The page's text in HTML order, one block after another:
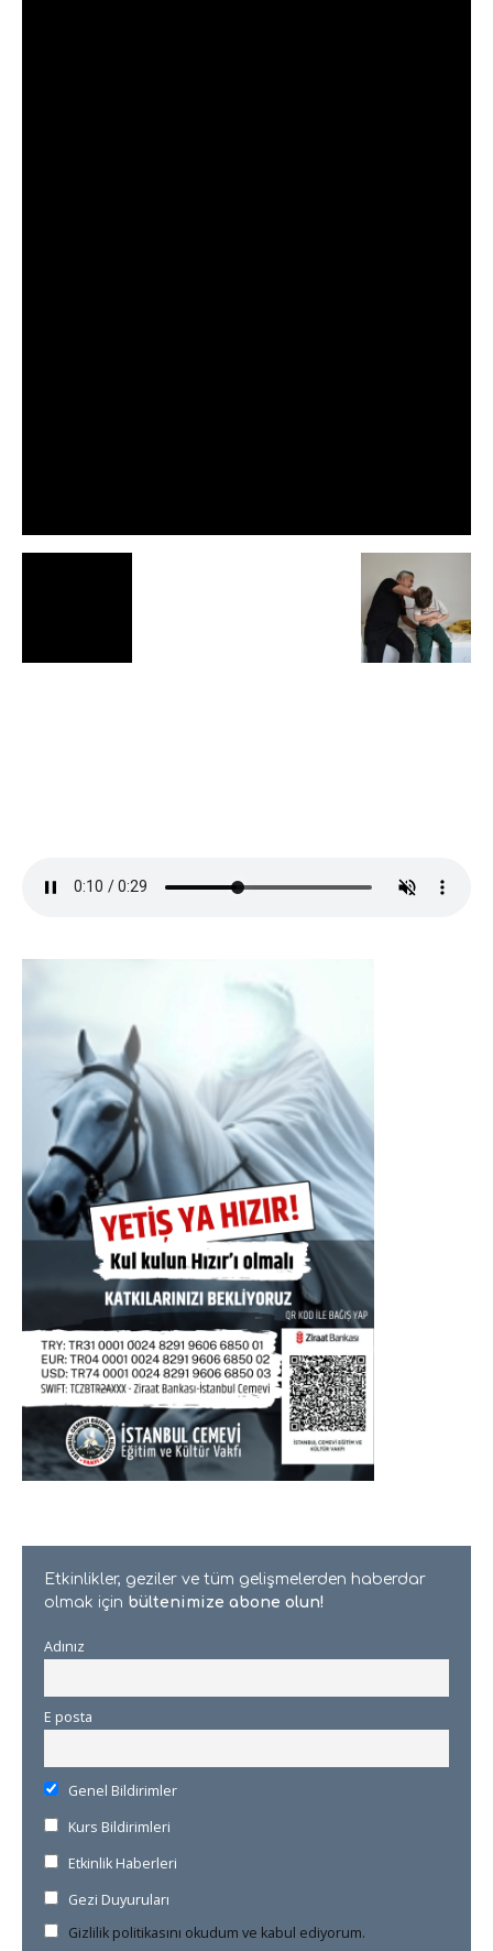
Etkinlikler, geziler ve tüm gelişmelerden haberdar
olmak için bültenimize abone olun!
Adınız
E posta
Genel Bildirimler
Kurs Bildirimleri
Etkinlik Haberleri
Gezi Duyuruları
Gizlilik politikasını okudum ve kabul ediyorum.